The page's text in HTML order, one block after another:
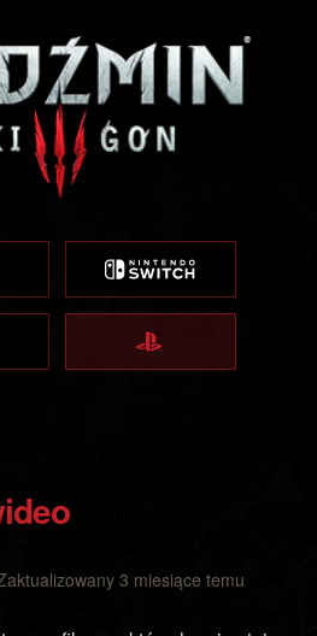
3 miesiące temu